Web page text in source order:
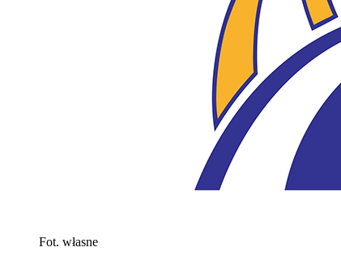
Fot. własne